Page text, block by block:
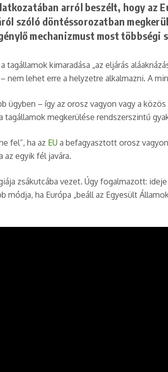
arról beszélt, hogy az
szóló döntéssorozatban
mechanizmust most
tagállamok kimaradása „az eljárás
nem lehet erre a helyzetre alkalmazni. A
ügyben – így az orosz vagyon vagy a
megkerülése rendszerszintű
fel”, ha az EU a befagyasztott orosz
az egyik fél javára.
zsákutcába vezet. Úgy fogalmazott:
ha Európa „beáll az Egyesült